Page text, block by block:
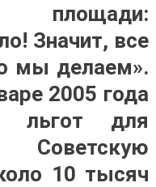
Значит, все
мы делаем».
2005 года
льгот для
Советскую
10 тысяч